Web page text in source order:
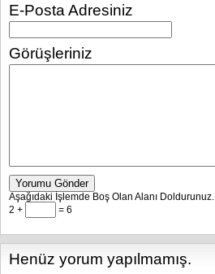
E-Posta Adresiniz
Görüşleriniz
Yorumu Gönder
Aşağıdaki İşlemde Boş Olan Alanı Doldurunuz.
2 +
= 6
Henüz yorum yapılmamış.